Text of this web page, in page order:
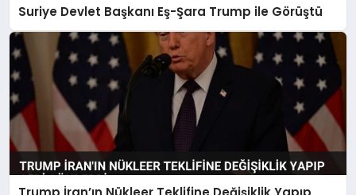
Suriye Devlet Başkanı Eş-Şara Trump ile Görüştü